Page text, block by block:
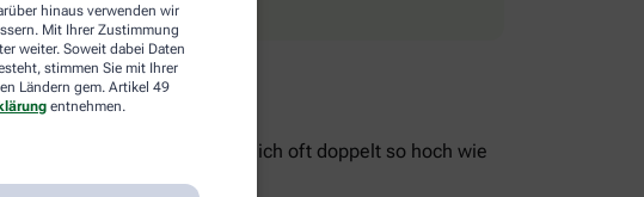
hinaus verwenden wir
Mit Ihrer Zustimmung
weiter. Soweit dabei Daten
stimmen Sie mit Ihrer
Ländern gem. Artikel 49
entnehmen.
Der ist im Sommer nämlich oft doppelt so hoch wie
meist die Folge.